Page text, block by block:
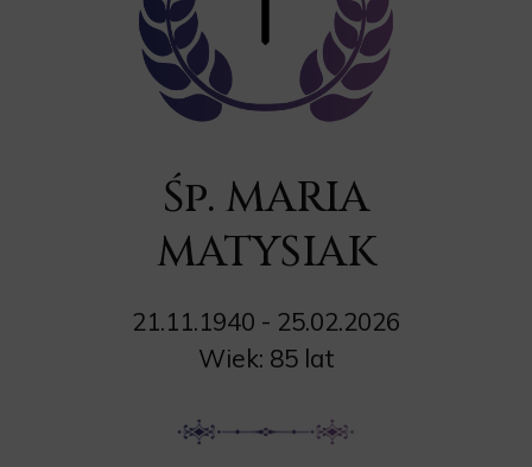
Śp. MARIA
MATYSIAK
21.11.1940 - 25.02.2026
Wiek: 85 lat